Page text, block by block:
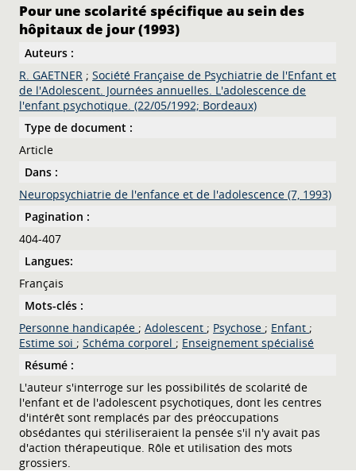
Pour une scolarité spécifique au sein des
hôpitaux de jour (1993)
Auteurs :
R. GAETNER ;Société Française de Psychiatrie de l'Enfant et
de l'Adolescent. Journées annuelles. L'adolescence de
l'enfant psychotique. (22/05/1992; Bordeaux)
Type de document :
Article
Dans :
Neuropsychiatrie de l'enfance et de l'adolescence (7, 1993)
Pagination :
404-407
Langues:
Français
Mots-clés :
Personne handicapée ; Adolescent ; Psychose ; Enfant ;
Estime soi ; Schéma corporel ; Enseignement spécialisé
Résumé :
L'auteur s'interroge sur les possibilités de scolarité de
l'enfant et de l'adolescent psychotiques, dont les centres
d'intérêt sont remplacés par des préoccupations
obsédantes qui stériliseraient la pensée s'il n'y avait pas
d'action thérapeutique. Rôle et utilisation des mots
grossiers.